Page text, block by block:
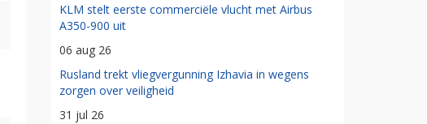
KLM stelt eerste commerciële vlucht met Airbus
A350-900 uit
06 aug 26
Rusland trekt vliegvergunning Izhavia in wegens
zorgen over veiligheid
31 jul 26